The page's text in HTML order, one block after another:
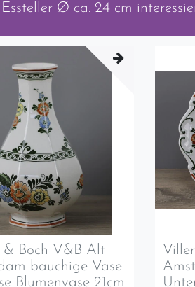
Ø ca. 24 cm
& Boch V&B Alt
bauchige Vase
Blumenvase 21cm